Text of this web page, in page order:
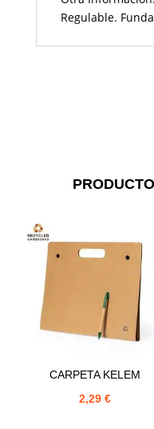
Regulable.
CARPETA KELEM
2,29€